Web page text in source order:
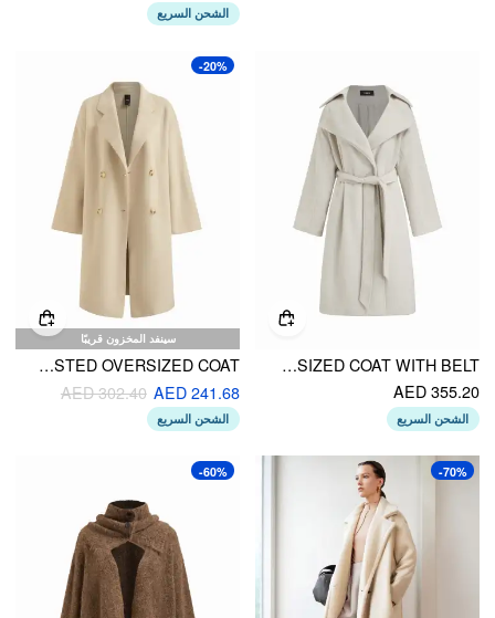
الشحن السريع
WOOL-LOOK COLLAR LONG SLEEVE OVERSIZED COAT WITH BELT
AED 355.20
الشحن السريع
سينفد المخزون قريبًا
-20%
DOUBLE-FACED WOOL-BLEND NOTCHED COLLAR DOUBLE BREASTED OVERSIZED COAT
AED 241.68
AED 302.40
الشحن السريع
-70%
-60%